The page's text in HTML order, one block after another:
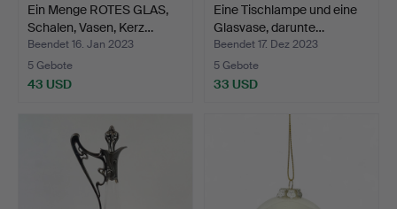
Ein Menge ROTES GLAS,
Schalen, Vasen, Kerz…
Beendet 16. Jan 2023
5 Gebote
43 USD
Eine Tischlampe und eine
Glasvase, darunte…
Beendet 17. Dez 2023
5 Gebote
33 USD